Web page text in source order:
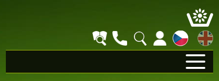
EN